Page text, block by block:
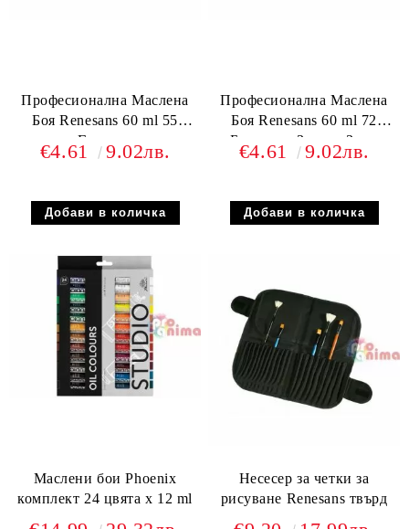
Професионална Маслена
Боя Renesans 60 ml 55
Гумигут
€4.61 9.02лв.
Професионална Маслена
Боя Renesans 60 ml 72
Бохемска Зелена Земя
€4.61 9.02лв.
Маслени бои Phoenix
комплект 24 цвята x 12 ml
Несесер за четки за
рисуване Renesans твърд